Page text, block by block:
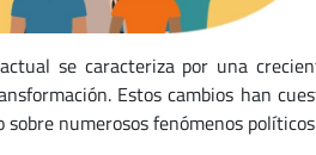
se caracteriza por una
Estos cambios han
numerosos fenómenos